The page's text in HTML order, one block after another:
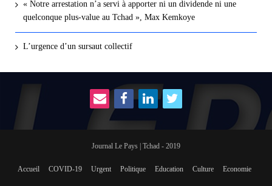
« Notre arrestation n’a servi à apporter ni un dividende ni une
quelconque plus-value au Tchad », Max Kemkoye
L’urgence d’un sursaut collectif
Journal Le Pays | Tchad - 2019
Accueil COVID-19 Urgent Politique Education Culture Economie